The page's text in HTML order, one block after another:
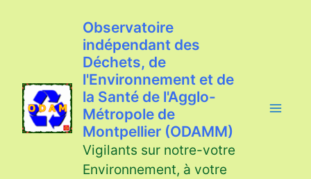
Observatoire
indépendant des
Déchets, de
l'Environnement et de
la Santé de l'Agglo-
Métropole de
Montpellier (ODAMM)
Vigilants sur notre-votre
Environnement, à votre